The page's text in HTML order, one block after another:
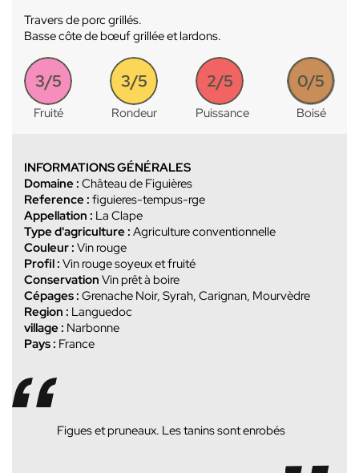
Travers de porc grillés.
Basse côte de bœuf grillée et lardons.
3/5
Fruité
3/5
Rondeur
2/5
Puissance
0/5
Boisé
INFORMATIONS GÉNÉRALES
Domaine : Château de Figuières
Reference : figuieres-tempus-rge
Appellation : La Clape
Type d'agriculture : Agriculture conventionnelle
Couleur : Vin rouge
Profil : Vin rouge soyeux et fruité
Conservation Vin prêt à boire
Cépages : Grenache Noir, Syrah, Carignan, Mourvèdre
Region : Languedoc
village : Narbonne
Pays : France
Figues et pruneaux. Les tanins sont enrobés